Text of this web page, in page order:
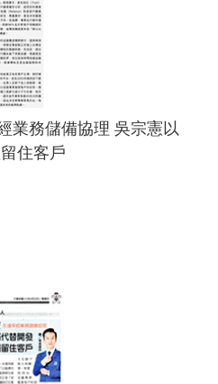
業務儲備協理 吳宗憲以
住客戶